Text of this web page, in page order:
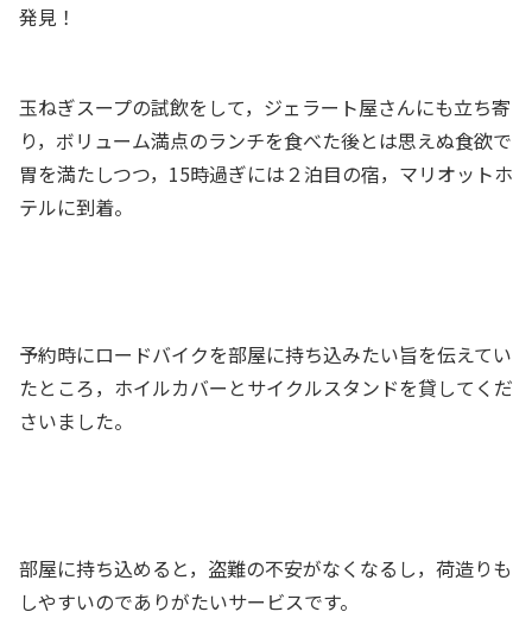
発見！
玉ねぎスープの試飲をして，ジェラート屋さんにも立ち寄
り，ボリューム満点のランチを食べた後とは思えぬ食欲で
胃を満たしつつ，15時過ぎには２泊目の宿，マリオットホ
テルに到着。
予約時にロードバイクを部屋に持ち込みたい旨を伝えてい
たところ，ホイルカバーとサイクルスタンドを貸してくだ
さいました。
部屋に持ち込めると，盗難の不安がなくなるし，荷造りも
しやすいのでありがたいサービスです。